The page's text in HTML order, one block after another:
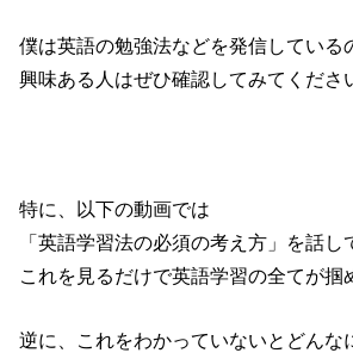
僕は英語の勉強法などを発信している
興味ある人はぜひ確認してみてくださ
特に、以下の動画では
「英語学習法の必須の考え方」を話し
これを見るだけで英語学習の全てが掴
逆に、これをわかっていないとどんな